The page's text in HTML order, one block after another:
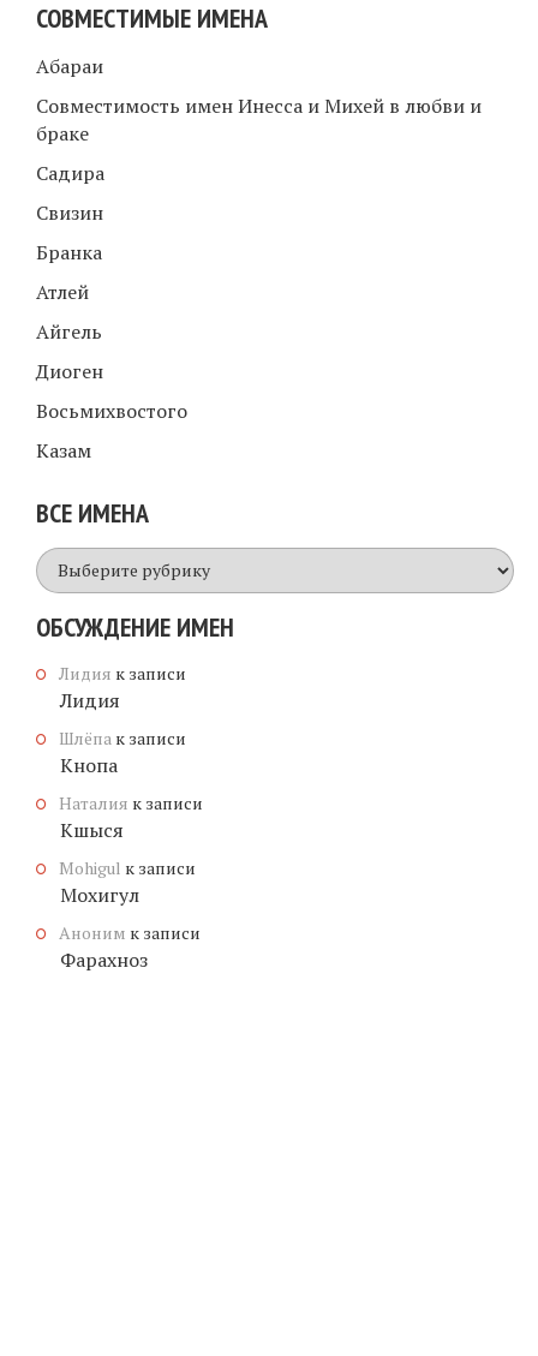
СОВМЕСТИМЫЕ ИМЕНА
Абараи
Совместимость имен Инесса и Михей в любви и
браке
Садира
Свизин
Бранка
Атлей
Айгель
Диоген
Восьмихвостого
Казам
ВСЕ ИМЕНА
Все
имена
ОБСУЖДЕНИЕ ИМЕН
Лидия к записи
Лидия
Шлёпа к записи
Кнопа
Наталия к записи
Кшыся
Mohigul к записи
Мохигул
Аноним к записи
Фарахноз